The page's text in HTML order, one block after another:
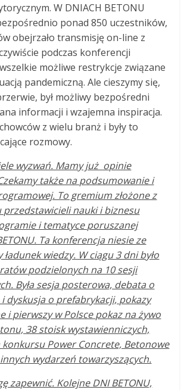
W DNIACH BETONU
ponad 850 uczestników,
obejrzało transmisję on-line z
podczas konferencji
możliwe restrykcje związane
pandemiczną. Ale cieszymy się,
był możliwy bezpośredni
informacji i wzajemna inspiracja.
z wielu branż i były to
rozmowy.
wyzwań. Mamy już opinie
także na podsumowanie i
To gremium złożone z
przedstawicieli nauki i biznesu
i tematyce poruszanej
Ta konferencja niesie ze
wiedzy. W ciągu 3 dni było
podzielonych na 10 sesji
Była sesja posterowa, debata o
dyskusja o prefabrykacji, pokazy
i pierwszy w Polsce pokaz na żywo
38 stoisk wystawienniczych,
konkursu Power Concrete, Betonowe
wydarzeń towarzyszących.
zapewnić. Kolejne DNI BETONU,